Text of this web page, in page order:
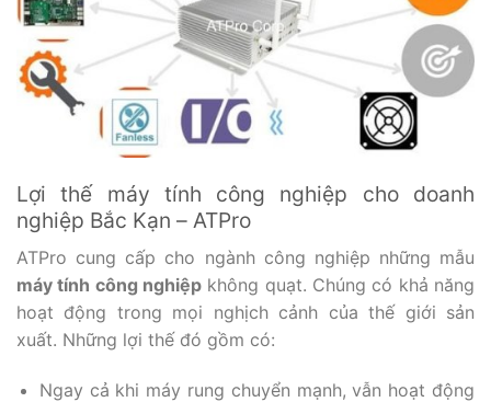
Lợi thế máy tính công nghiệp cho doanh
nghiệp Bắc Kạn – ATPro
ATPro cung cấp cho ngành công nghiệp những mẫu
máy tính công nghiệp không quạt. Chúng có khả năng
hoạt động trong mọi nghịch cảnh của thế giới sản
xuất. Những lợi thế đó gồm có:
Ngay cả khi máy rung chuyển mạnh, vẫn hoạt động